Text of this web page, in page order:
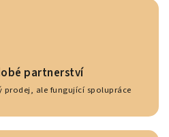
partnerství
prodej, ale fungující spolupráce